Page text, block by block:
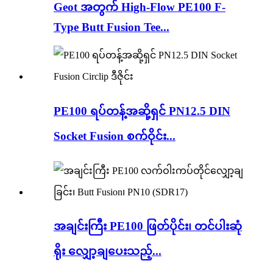
Geot အတွက် High-Flow PE100 F-
Type Butt Fusion Tee...
PE100 ရပ်တန့်အဆို့ရှင် PN12.5 DIN
Socket Fusion စက်ဝိုင်း...
အချင်းကြီး PE100 ဖြတ်ပိုင်း၊ တင်ပါးဆုံ
ရိုး လျှော့ချပေးသည့်...